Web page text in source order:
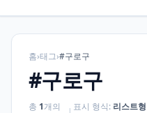
홈›태그›#구로구
#구로구
총 1개의
표시 형식: 리스트형